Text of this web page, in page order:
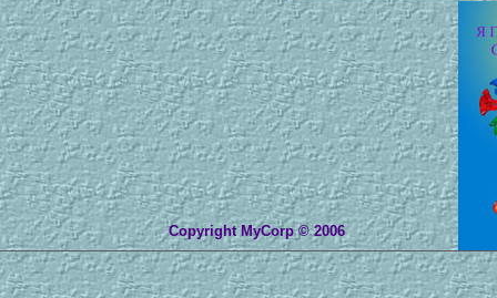
Copyright MyCorp © 2006